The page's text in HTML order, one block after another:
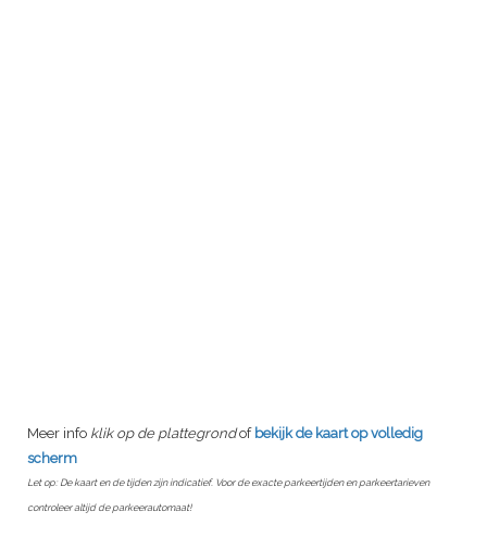
Meer info klik op de plattegrondof bekijk de kaart op volledig
scherm
Let op: De kaart en de tijden zijn indicatief. Voor de exacte parkeertijden en parkeertarieven
controleer altijd de parkeerautomaat!